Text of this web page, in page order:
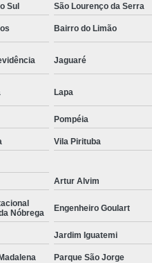
Sul São Lourenço da Serra
Bairro do Limão
Jaguaré
Lapa
Pompéia
Vila Pirituba
Artur Alvim
Nóbrega
Engenheiro Goulart
Jardim Iguatemi
Parque São Jorge